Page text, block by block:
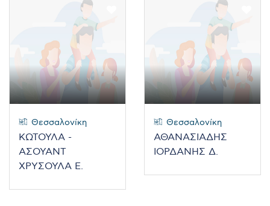
Θεσσαλονίκη
ΚΩΤΟΥΛΑ -
ΑΣΟΥΑΝΤ
ΧΡΥΣΟΥΛΑ Ε.
Θεσσαλονίκη
ΑΘΑΝΑΣΙΑΔΗΣ
ΙΟΡΔΑΝΗΣ Δ.